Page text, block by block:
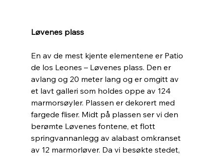
Løvenes plass
En av de mest kjente elementene er Patio
de los Leones – Løvenes plass. Den er
avlang og 20 meter lang og er omgitt av
et lavt galleri som holdes oppe av 124
marmorsøyler. Plassen er dekorert med
fargede fliser. Midt på plassen ser vi den
berømte Løvenes fontene, et flott
springvannanlegg av alabast omkranset
av 12 marmorløver. Da vi besøkte stedet,